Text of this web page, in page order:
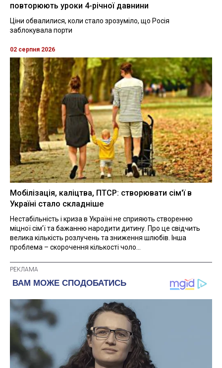
повторюють уроки 4-річної давнини
Ціни обвалилися, коли стало зрозуміло, що Росія
заблокувала порти
02 серпня 2026
Мобілізація, каліцтва, ПТСР: створювати сім'ї в
Україні стало складніше
Нестабільність і криза в Україні не сприяють створенню
міцної сім'ї та бажанню народити дитину. Про це свідчить
велика кількість розлучень та зниження шлюбів. Інша
проблема – скорочення кількості чоло...